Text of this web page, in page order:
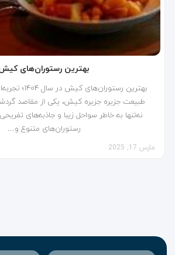
بهترین رستوران‌های
بهترین
طبیعت جزیره جزیره کیش، یکی از مقاصد
نه‌تنها به خاطر سواحل زیبا و جاذبه‌های
رستوران‌های متنوع و…
مارس 17, 2025